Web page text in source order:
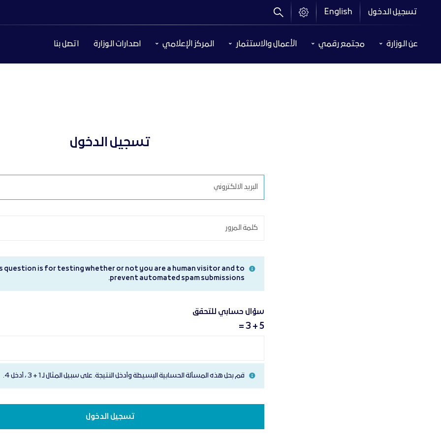
الرئيسي
تسجيل الدخول English
Header
Menu
عن الوزارة مجتمع رقمي الأعمال والاستثمار المركز الإعلامي اصدارات الوزارة اتصل بنا
تسجيل الدخول
question is for testing whether or not you are a human visitor and to
prevent automated spam submissions.
سؤال حسابي للتحقق
5 + 3 =
قم بحل هذه المسألة الحسابية البسيطة وأدخل النتيجة. على سبيل المثال لـ 1 + 3 ، أدخل 4.